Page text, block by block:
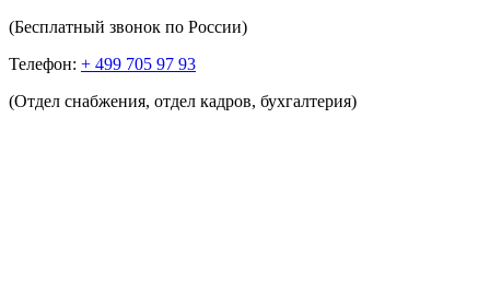
(Бесплатный звонок по России)
Телефон: + 499 705 97 93
(Отдел снабжения, отдел кадров, бухгалтерия)